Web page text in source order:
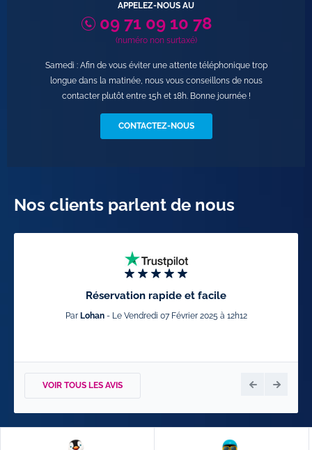
APPELEZ-NOUS AU
09 71 09 10 78
(numéro non surtaxé)
Samedi : Afin de vous éviter une attente téléphonique trop
longue dans la matinée, nous vous conseillons de nous
contacter plutôt entre 15h et 18h. Bonne journée !
CONTACTEZ-NOUS
Nos clients parlent de nous
Réservation rapide et facile
Par Lohan- Le Vendredi 07 Février 2025 à 12h12
VOIR TOUS LES AVIS